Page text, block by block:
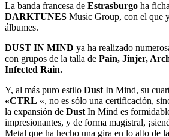
La banda francesa de Estrasburgo ha
DARKTUNES Music Group, con el que
álbumes.
DUST IN MIND ya ha realizado
con grupos de la talla de Pain, Jinjer,
Infected Rain.
Y, al más puro estilo Dust In Mind, su
«CTRL «, no es sólo una certificación,
la expansión de Dust In Mind es
impresionantes, y de forma magistral,
Metal que ha hecho una gira en lo alto de